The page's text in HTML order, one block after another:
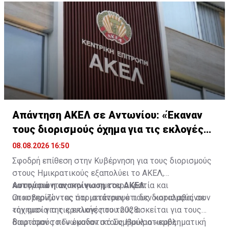
Απάντηση ΑΚΕΛ σε Αντωνίου: «Έκαναν
τους διορισμούς όχημα για τις εκλογές
2028»
08.08.2026 16:50
Σφοδρή επίθεση στην Κυβέρνηση για τους διορισμούς
στους Ημικρατικούς εξαπολύει το ΑΚΕΛ,
κατηγορώντας την για ημετεροκρατία και
υποστηρίζοντας ότι μετέτρεψε τους διορισμούς σε
«όχημα» για τις εκλογές του 2028.
Αυτούσια η ανακοίνωση του ΑΚΕΛ:
Οι κυβερνώντες παριστάνουν ότι δεν καταλαβαίνουν
την ουσία της κριτικής που τους ασκείται για τους
διορισμούς που έκαναν στους Ημικρατικούς
Βαφτίσαν το Γνωμοδοτικό Συμβούλιο «εμβληματική